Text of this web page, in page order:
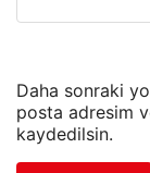
Daha sonraki
posta adresim
kaydedilsin.